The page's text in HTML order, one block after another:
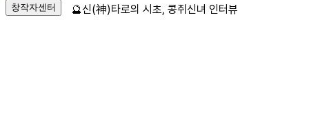
창작자센터 🔮신(神)타로의 시초, 콩쥐신녀 인터뷰